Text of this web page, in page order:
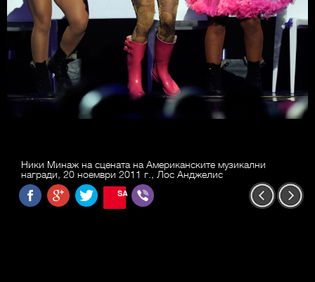
Ники Минаж на сцената на Американските музикални
награди, 20 ноември 2011 г., Лос Анджелис
SAVE